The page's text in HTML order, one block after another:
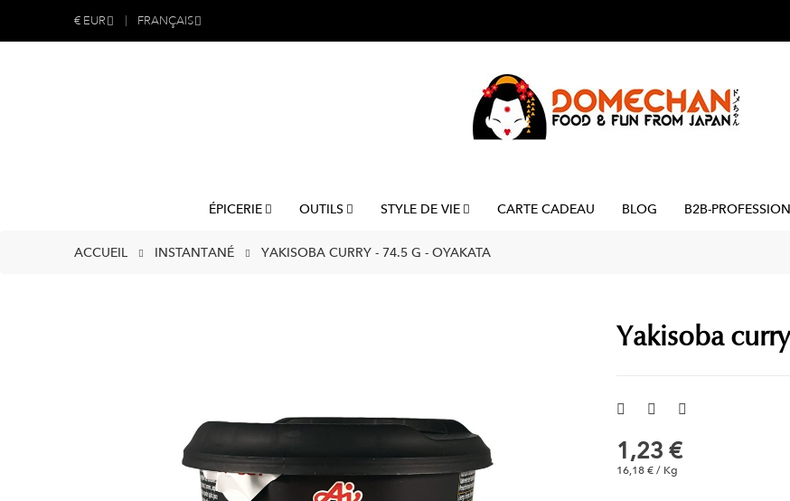
€ EUR FRANÇAIS
ÉPICERIE OUTILS STYLE DE VIE CARTE CADEAU BLOG B2B-
ACCUEIL INSTANTANÉ YAKISOBA CURRY - 74.5 G - OYAKATA
Yakisoba
1,23 €
16,18 € / Kg